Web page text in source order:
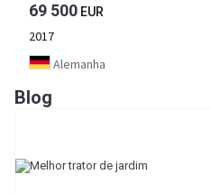
69 500 EUR
2017
Alemanha
Blog